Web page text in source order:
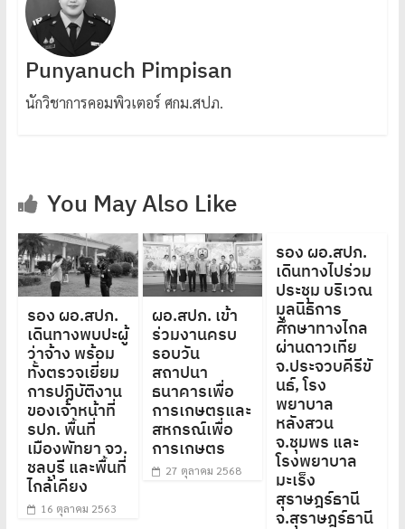
Punyanuch Pimpisan
นักวิชาการคอมพิวเตอร์ ศกม.สปภ.
You May Also Like
รอง ผอ.สปภ.
เดินทางพบปะผู้
ว่าจ้าง พร้อม
ทั้งตรวจเยี่ยม
การปฏิบัติงาน
ของเจ้าหน้าที่
รปภ. พื้นที่
เมืองพัทยา จว.
ชลบุรี และพื้นที่
ไกล้เคียง
16 ตุลาคม 2563
ผอ.สปภ. เข้า
ร่วมงานครบ
รอบวัน
สถาปนา
ธนาคารเพื่อ
การเกษตรและ
สหกรณ์เพื่อ
การเกษตร
27 ตุลาคม 2568
รอง ผอ.สปภ.
เดินทางไปร่วม
ประชุม บริเวณ
มูลนิธิการ
ศึกษาทางไกล
ผ่านดาวเทีย
จ.ประจวบคีรีขั
นธ์, โรง
พยาบาล
หลังสวน
จ.ชุมพร และ
โรงพยาบาล
มะเร็ง
สุราษฎร์ธานี
จ.สุราษฎร์ธานี